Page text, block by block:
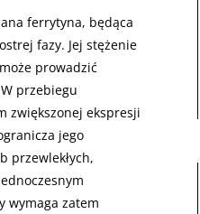
ferrytyna, będąca
fazy. Jej stężenie
prowadzić
przebiegu
zwiększonej ekspresji
jego
przewlekłych,
wymaga zatem